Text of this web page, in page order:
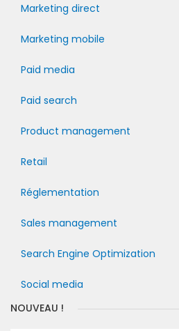
Marketing direct
Marketing mobile
Paid media
Paid search
Product management
Retail
Réglementation
Sales management
Search Engine Optimization
Social media
NOUVEAU !